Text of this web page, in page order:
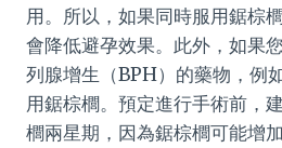
用。所以，如果同時服用鋸棕
會降低避孕效果。此外，如果
列腺增生（BPH）的藥物，例
用鋸棕櫚。預定進行手術前，
櫚兩星期，因為鋸棕櫚可能增